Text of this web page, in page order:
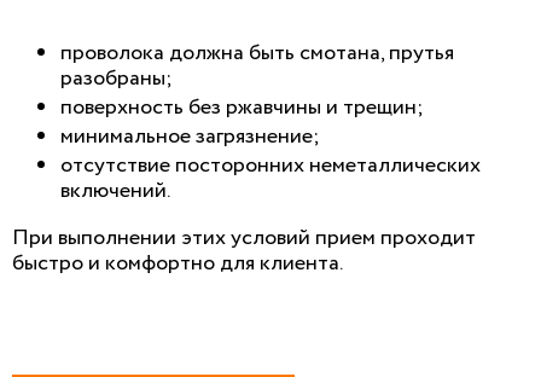
проволока должна быть смотана, прутья
разобраны;
поверхность без ржавчины и трещин;
минимальное загрязнение;
отсутствие посторонних неметаллических
включений.
При выполнении этих условий прием проходит
быстро и комфортно для клиента.